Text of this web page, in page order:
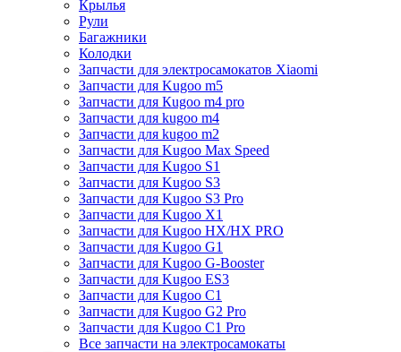
Крылья
Рули
Багажники
Колодки
Запчасти для электросамокатов Xiaomi
Запчасти для Kugoo m5
Запчасти для Кugoo m4 pro
Запчасти для kugoo m4
Запчасти для kugoo m2
Запчасти для Kugoo Max Speed
Запчасти для Kugoo S1
Запчасти для Kugoo S3
Запчасти для Kugoo S3 Pro
Запчасти для Kugoo X1
Запчасти для Kugoo HX/HX PRO
Запчасти для Kugoo G1
Запчасти для Kugoo G-Booster
Запчасти для Kugoo ES3
Запчасти для Kugoo C1
Запчасти для Kugoo G2 Pro
Запчасти для Kugoo C1 Pro
Все запчасти на электросамокаты